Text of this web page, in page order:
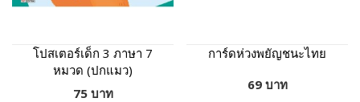
โปสเตอร์เด็ก 3 ภาษา 7
หมวด (ปกแมว)
75 บาท
การ์ดห่วงพยัญชนะไทย
69 บาท